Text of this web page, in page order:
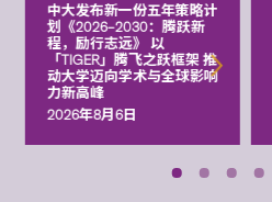
中大发布新一份五年策略计
划《2026‒2030：腾跃新
程，励行志远》 以
「TIGER」腾飞之跃框架 推
动大学迈向学术与全球影响
力新高峰
2026年8月6日